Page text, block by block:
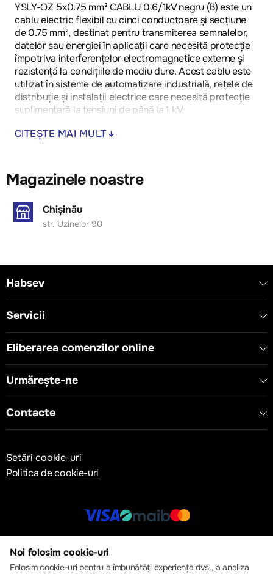
YSLY-OZ 5x0.75 mm² CABLU 0.6/1kV negru (B) este un
cablu electric flexibil cu cinci conductoare și secțiune
de 0.75 mm², destinat pentru transmiterea semnalelor,
datelor sau energiei în aplicații care necesită protecție
împotriva interferențelor electromagnetice externe și
rezistență la condițiile de mediu dure. Acest cablu este
utilizat în sisteme de automatizare industrială, rețele de
distribuție și instalații electrice care necesită protecție
suplimentară la tensiuni de până la 1 kV.
restrânse și în instalații mobile, fiind ușor de manipulat și
Ecranare (OZ): protecția împotriva interferențelor
electromagnetice garantează o transmisie clară și
fiabilă a semnalului, chiar și în medii cu zgomot
electromagnetic ridicat.
la daune mecanice, temperaturi extreme, umiditate și
substanțe chimice.
CITEȘTE MAI MULT
Magazinele noastre
Chișinău
str. Uzinelor 90
Habsev
Servicii
Eliberarea comenzilor online
Urmărește-ne
Contacte
Setări cookie-uri
Politica de cookie-uri
© 2013 – 2026 ECOM
Noi folosim cookie-uri
Folosim cookie-uri pentru a îmbunătăți experiența dvs., a analiza